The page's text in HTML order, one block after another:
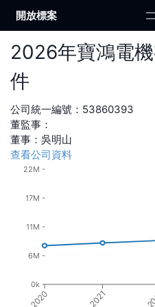
開放標案
2026年寶鴻電
件
公司統一編號： 53860393
董監事：
董事 ： 吳明山
查看公司資料
2020 2021
0k
6M
11M
17M
22M